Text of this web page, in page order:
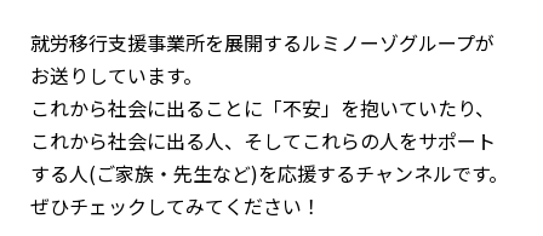
就労移行支援事業所を展開するルミノーゾグループが
お送りしています。
これから社会に出ることに「不安」を抱いていたり、
これから社会に出る人、そしてこれらの人をサポート
する人(ご家族・先生など)を応援するチャンネルです。
ぜひチェックしてみてください！